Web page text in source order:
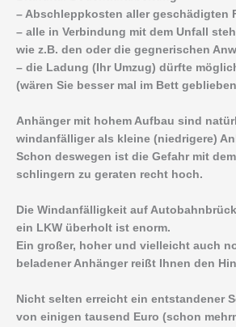
– Abschleppkosten aller geschädigten
– alle in Verbindung mit dem Unfall
wie z.B. den oder die gegnerischen
– die Ladung (Ihr Umzug) dürfte
(wären Sie besser mal im Bett
Anhänger mit hohem Aufbau sind
windanfälliger als kleine (niedrigere)
Schon deswegen ist die Gefahr mit
schlingern zu geraten recht hoch.
Die Windanfälligkeit auf
ein LKW überholt ist enorm.
Ein großer, hoher und vielleicht auch
beladener Anhänger reißt Ihnen den
Nicht selten erreicht ein entstandener
von einigen tausend Euro (schon